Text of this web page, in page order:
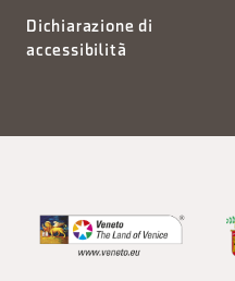
Dichiarazione di
accessibilità